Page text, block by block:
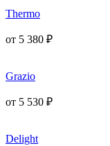
Thermo
от 5 380 ₽
Grazio
от 5 530 ₽
Delight